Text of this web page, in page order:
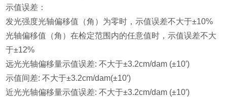
示值误差：
发光强度光轴偏移值（角）为零时，示值误差不大于±10%
光轴偏移值（角）在检定范围内的任意值时，示值误差不大
于±12%
远光光轴偏移量示值误差: 不大于±3.2cm/dam (±10′)
示值间差: 不大于±3.2cm/dam(±10′)
近光光轴偏移量示值误差: 不大于±3.2cm/dam (±10′)